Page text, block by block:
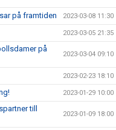
på framtiden 2023-03-08 11:30
2023-03-05 21:35
på
2023-03-04 09:10
2023-02-23 18:10
2023-01-29 10:00
till
2023-01-09 18:00